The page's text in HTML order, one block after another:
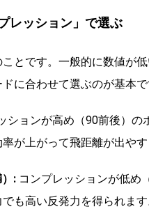
レッション」で選ぶ
とです。一般的に数値が
に合わせて選ぶのが基本で
ションが高め（90前後）
が上がって飛距離が出やす
: コンプレッションが低め
も高い反発力を得られます